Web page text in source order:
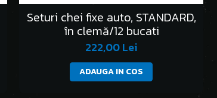
Seturi chei fixe auto, STANDARD,
în clemă/12 bucati
222,00 Lei
ADAUGA IN COS